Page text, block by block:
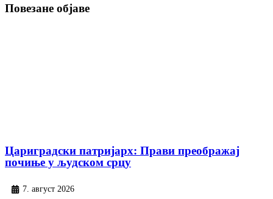
Повезане објаве
Цариградски патријарх: Прави преображај
почиње у људском срцу
7. август 2026